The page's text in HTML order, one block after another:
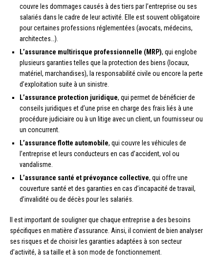
couvre les dommages causés à des tiers par l’entreprise ou ses
salariés dans le cadre de leur activité. Elle est souvent obligatoire
pour certaines professions réglementées (avocats, médecins,
architectes…).
L’assurance multirisque professionnelle (MRP), qui englobe
plusieurs garanties telles que la protection des biens (locaux,
matériel, marchandises), la responsabilité civile ou encore la perte
d’exploitation suite à un sinistre.
L’assurance protection juridique, qui permet de bénéficier de
conseils juridiques et d’une prise en charge des frais liés à une
procédure judiciaire ou à un litige avec un client, un fournisseur ou
un concurrent.
L’assurance flotte automobile, qui couvre les véhicules de
l’entreprise et leurs conducteurs en cas d’accident, vol ou
vandalisme.
L’assurance santé et prévoyance collective, qui offre une
couverture santé et des garanties en cas d’incapacité de travail,
d’invalidité ou de décès pour les salariés.
Il est important de souligner que chaque entreprise a des besoins
spécifiques en matière d’assurance. Ainsi, il convient de bien analyser
ses risques et de choisir les garanties adaptées à son secteur
d’activité, à sa taille et à son mode de fonctionnement.